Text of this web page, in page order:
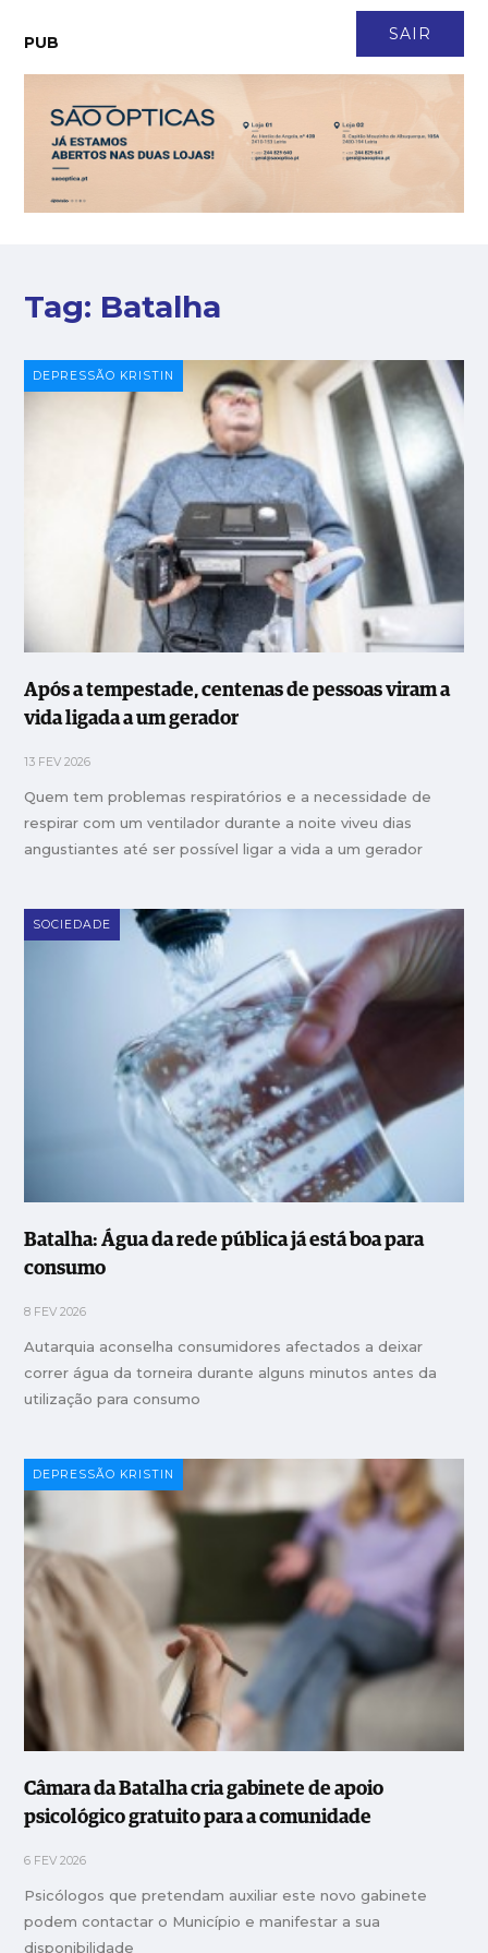
SAIR
PUB
Tag: Batalha
DEPRESSÃO KRISTIN
Após a tempestade, centenas de pessoas viram a
vida ligada a um gerador
13 FEV 2026
Quem tem problemas respiratórios e a necessidade de
respirar com um ventilador durante a noite viveu dias
angustiantes até ser possível ligar a vida a um gerador
SOCIEDADE
Batalha: Água da rede pública já está boa para
consumo
8 FEV 2026
Autarquia aconselha consumidores afectados a deixar
correr água da torneira durante alguns minutos antes da
utilização para consumo
DEPRESSÃO KRISTIN
Câmara da Batalha cria gabinete de apoio
psicológico gratuito para a comunidade
6 FEV 2026
Psicólogos que pretendam auxiliar este novo gabinete
podem contactar o Município e manifestar a sua
disponibilidade